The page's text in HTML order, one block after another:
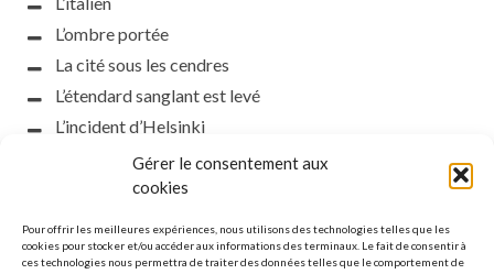
Gérer le consentement aux
cookies
Pour offrir les meilleures expériences, nous utilisons des technologies telles que les
cookies pour stocker et/ou accéder aux informations des terminaux. Le fait de consentir à
ces technologies nous permettra de traiter des données telles que le comportement de
L’ombre portée
La cité sous les cendres
L’étendard sanglant est levé
L’incident d’Helsinki
la petite fasciste
Toutes les nuances de la nuit
Que s’obscurcissent le soleil et la lumière